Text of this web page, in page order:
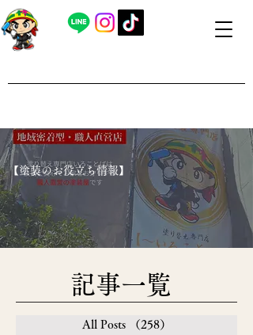
​【塗装のお役立ち情報】
​記事一覧
All Posts （258）